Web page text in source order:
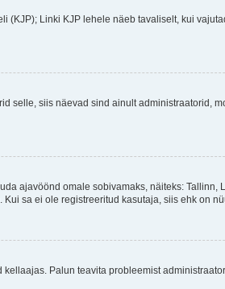
Linki KJP lehele näeb tavaliselt, kui
selle, siis näevad sind ainult administraatorid,
ajavöönd omale sobivamaks, näiteks: Tallinn,
sa ei ole registreeritud kasutaja, siis ehk on
Palun teavita probleemist